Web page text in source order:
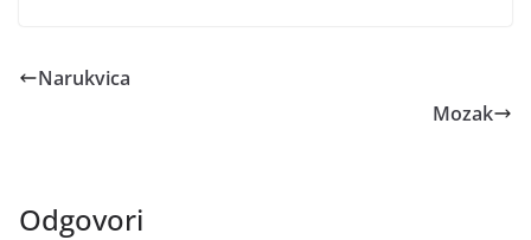
Narukvica
Mozak
Odgovori